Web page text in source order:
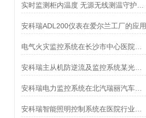
安科瑞ADL200仪表在爱尔兰工厂的应用